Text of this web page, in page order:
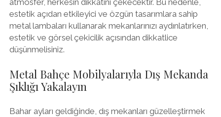
atmosfer, herkesin dikkatini çekecektir. Bu nedenle,
estetik açıdan etkileyici ve özgün tasarımlara sahip
metal lambaları kullanarak mekanlarınızı aydınlatırken,
estetik ve görsel çekicilik açısından dikkatlice
düşünmelisiniz.
Metal Bahçe Mobilyalarıyla Dış Mekanda
Şıklığı Yakalayın
Bahar ayları geldiğinde, dış mekanları güzelleştirmek